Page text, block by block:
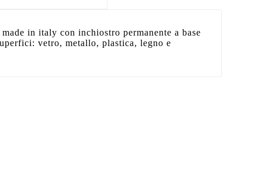
in italy con inchiostro permanente a base
vetro, metallo, plastica, legno e